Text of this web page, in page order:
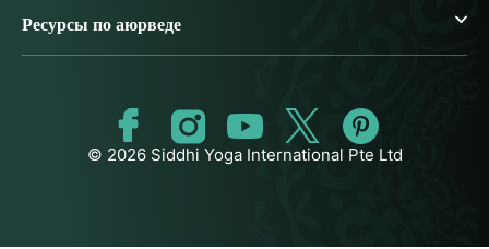
Ресурсы по аюрведе
© 2026 Siddhi Yoga International Pte Ltd